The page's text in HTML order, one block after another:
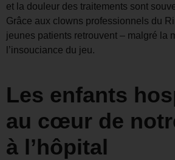
et la douleur des traitements sont
Grâce aux clowns professionnels du
jeunes patients retrouvent – malgré la
l’insouciance du jeu.
Les enfants
au cœur de
à l’hôpital